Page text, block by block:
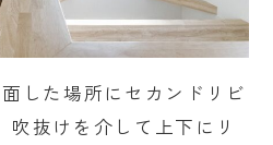
した場所にセカンドリビ
吹抜けを介して上下にリ